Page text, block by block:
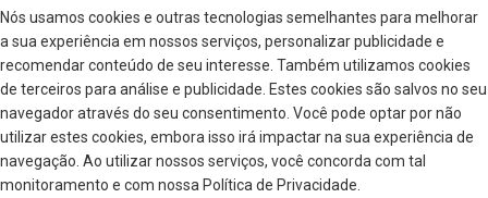
Nós usamos cookies e outras tecnologias semelhantes para melhorar
a sua experiência em nossos serviços, personalizar publicidade e
recomendar conteúdo de seu interesse. Também utilizamos cookies
de terceiros para análise e publicidade. Estes cookies são salvos no seu
navegador através do seu consentimento. Você pode optar por não
utilizar estes cookies, embora isso irá impactar na sua experiência de
navegação. Ao utilizar nossos serviços, você concorda com tal
monitoramento e com nossa Política de Privacidade.